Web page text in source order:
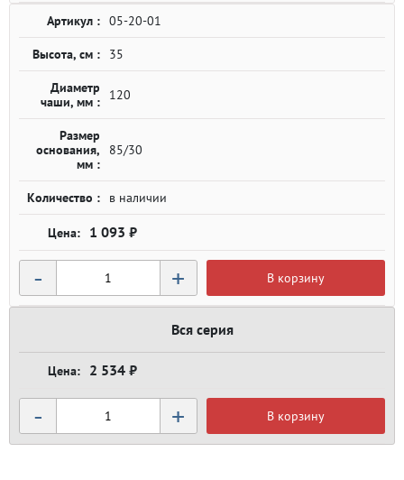
Артикул : 05-20-01
Высота, см : 35
Диаметр
чаши, мм :
120
Размер
основания,
мм :
85/30
Количество : в наличии
1 093 ₽
- + В корзину
Вся серия
2 534 ₽
- + В корзину